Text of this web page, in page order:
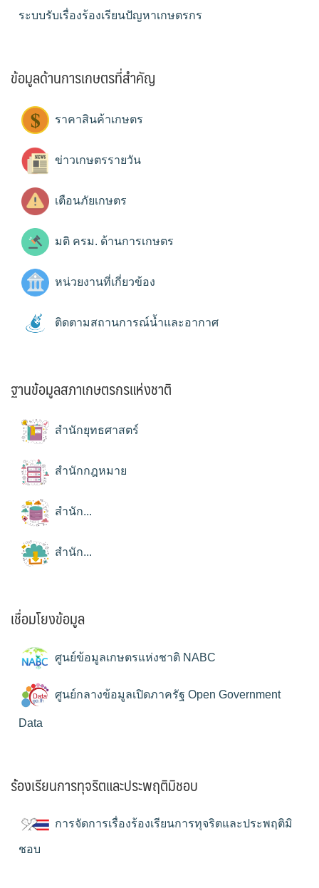
ระบบรับเรื่องร้องเรียนปัญหาเกษตรกร
ข้อมูลด้านการเกษตรที่สำคัญ
ราคาสินค้าเกษตร
ข่าวเกษตรรายวัน
เตือนภัยเกษตร
มติ ครม. ด้านการเกษตร
หน่วยงานที่เกี่ยวข้อง
ติดตามสถานการณ์น้ำและอากาศ
ฐานข้อมูลสภาเกษตรกรแห่งชาติ
สำนักยุทธศาสตร์
สำนักกฎหมาย
สำนัก...
สำนัก...
เชื่อมโยงข้อมูล
ศูนย์ข้อมูลเกษตรแห่งชาติ NABC
ศูนย์กลางข้อมูลเปิดภาครัฐ Open Government
Data
ร้องเรียนการทุจริตและประพฤติมิชอบ
การจัดการเรื่องร้องเรียนการทุจริตและประพฤติมิ
ชอบ